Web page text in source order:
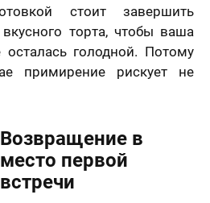
стоит завершить
торта, чтобы ваша
осталась голодной. Потому
примирение рискует не
Возвращение в
место первой
встречи